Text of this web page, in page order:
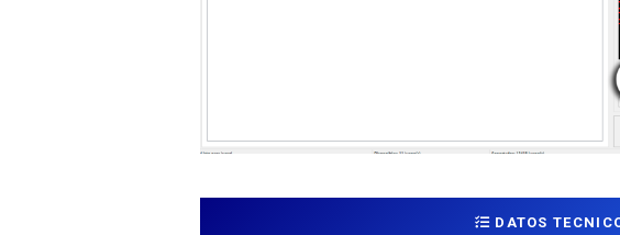
DATOS